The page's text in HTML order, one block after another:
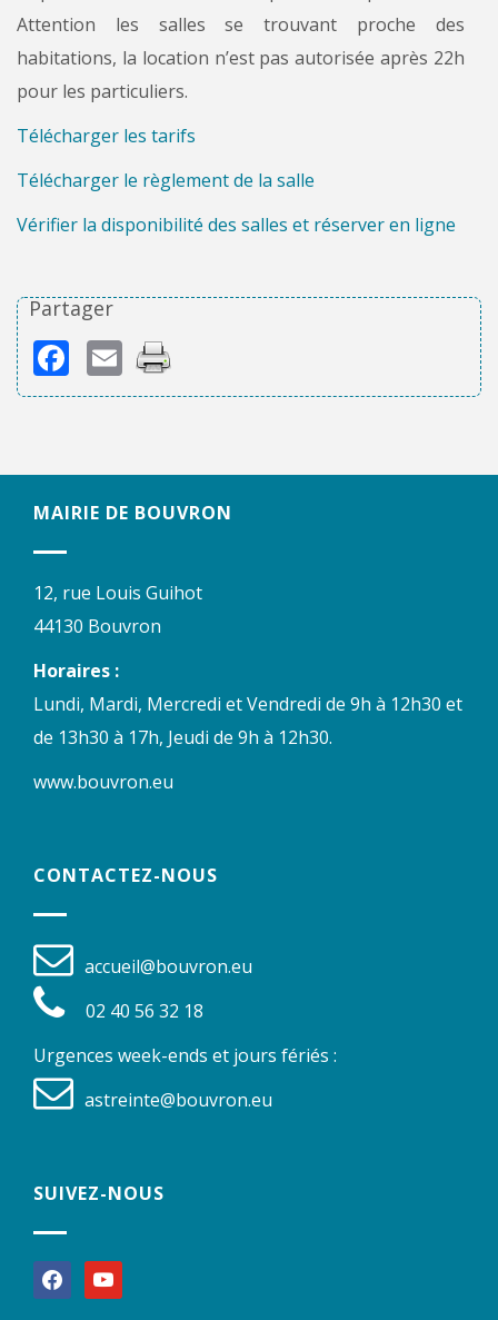
Attention les salles se trouvant proche des
habitations, la location n’est pas autorisée après 22h
pour les particuliers.
Télécharger les tarifs
Télécharger le règlement de la salle
Vérifier la disponibilité des salles et réserver en ligne
Partager
Facebook
Email
MAIRIE DE BOUVRON
12, rue Louis Guihot
44130 Bouvron
Horaires :
Lundi, Mardi, Mercredi et Vendredi de 9h à 12h30 et
de 13h30 à 17h, Jeudi de 9h à 12h30.
www.bouvron.eu
CONTACTEZ-NOUS
accueil@bouvron.eu
02 40 56 32 18
Urgences week-ends et jours fériés :
astreinte@bouvron.eu
SUIVEZ-NOUS
facebookyoutube